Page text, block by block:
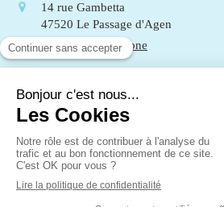
14 rue Gambetta
47520 Le Passage d'Agen
Afficher le téléphone
LeSamedide9hà13h
Mentions légales
Plan du site